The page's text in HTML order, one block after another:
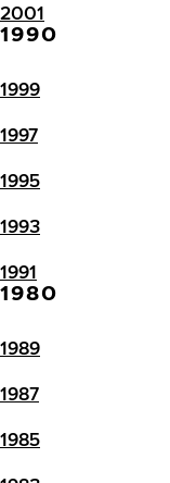
2001
1990
1999
1997
1995
1993
1991
1980
1989
1987
1985